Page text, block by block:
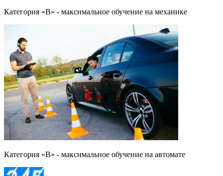
Категория «B» - максимальное обучение на механике
Категория «B» - максимальное обучение на автомате